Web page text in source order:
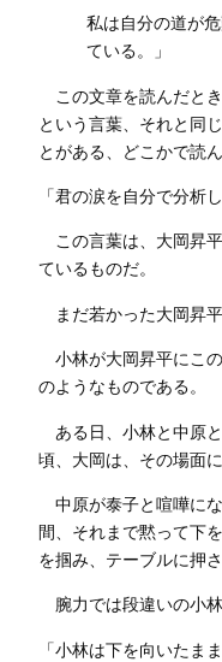
私は自分の道が
ている。」
この文章を読んだと
という言葉、それと同
とがある、どこかで読
「君の涙を自分で分析
この言葉は、大岡昇
ているものだ。
まだ若かった大岡昇
小林が大岡昇平にこ
のようなものである。
ある日、小林と中原
頃、大岡は、その場面
中原が泰子と喧嘩に
間、それまで黙って下
を掴み、テーブルに押さ
腕力では段違いの小
「小林は下を向いたま